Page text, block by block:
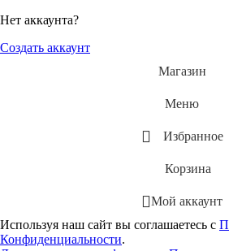
Нет аккаунта?
Создать аккаунт
Магазин
Меню
Избранное
Корзина
Мой аккаунт
Используя наш сайт вы соглашаетесь с
Конфиденциальности.